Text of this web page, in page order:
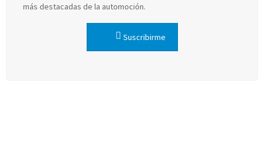
más destacadas de la automoción.
Suscribirme